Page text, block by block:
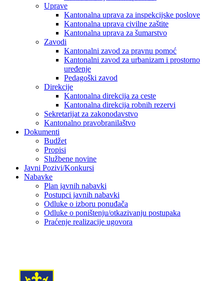
Uprave
Kantonalna uprava za inspekcijske poslove
Kantonalna uprava civilne zaštite
Kantonalna uprava za šumarstvo
Zavodi
Kantonalni zavod za pravnu pomoć
Kantonalni zavod za urbanizam i prostorno
uređenje
Pedagoški zavod
Direkcije
Kantonalna direkcija za ceste
Kantonalna direkcija robnih rezervi
Sekretarijat za zakonodavstvo
Kantonalno pravobranilaštvo
Dokumenti
Budžet
Propisi
Službene novine
Javni Pozivi/Konkursi
Nabavke
Plan javnih nabavki
Postupci javnih nabavki
Odluke o izboru ponuđača
Odluke o poništenju/otkazivanju postupaka
Praćenje realizacije ugovora